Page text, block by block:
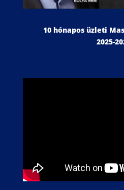
10 hónapos üzleti
2025-